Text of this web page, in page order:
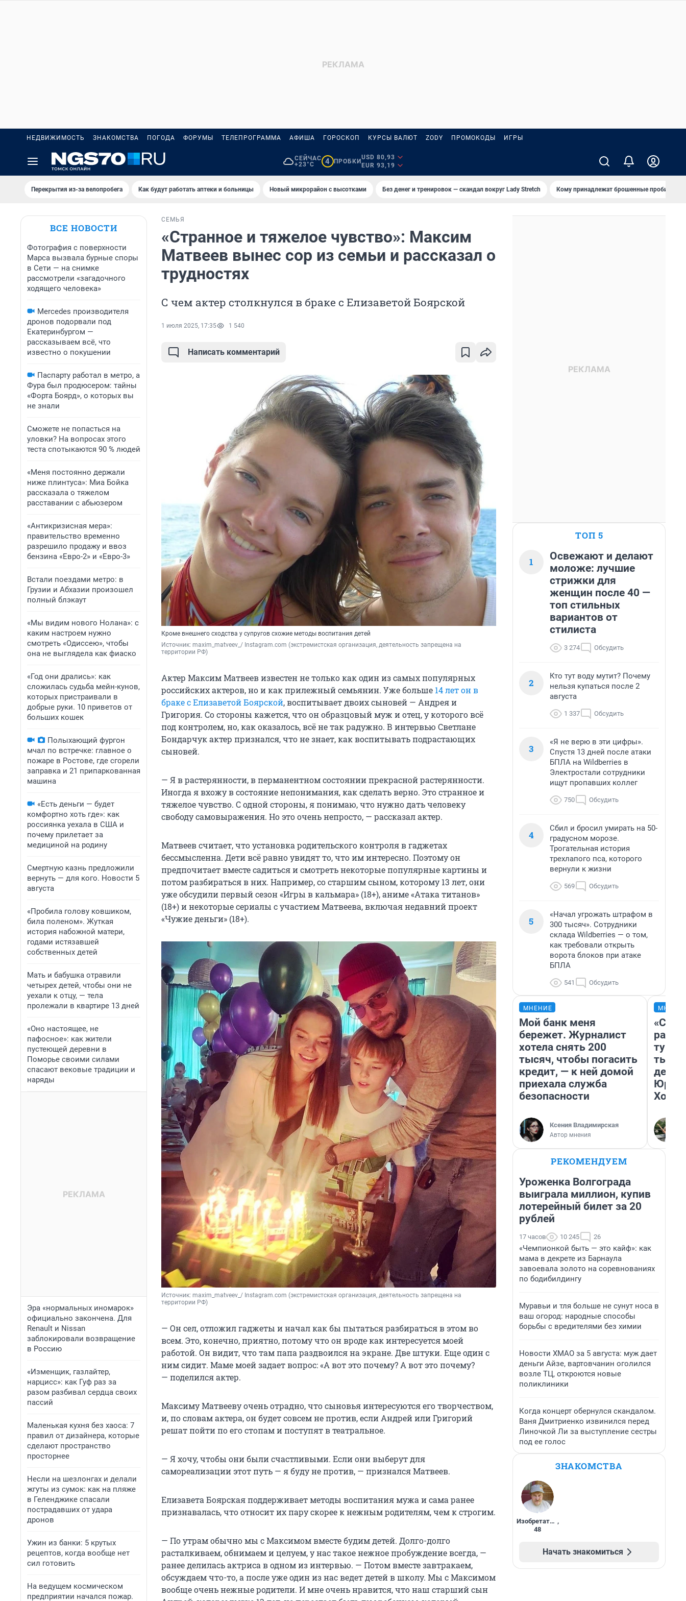
НЕДВИЖИМОСТЬ ЗНАКОМСТВА ПОГОДА ФОРУМЫ ТЕЛЕПРОГРАММА АФИША ГОРОСКОП КУРСЫ ВАЛЮТ ZODY ПРОМОКОДЫ ИГРЫ
СЕЙЧАС
+23°C
4 ПРОБКИ
USD 80,93
EUR 93,19
Перекрытия из-за велопробега Как будут работать аптеки и больницы Новый микрорайон с высотками Без денег и тренировок — скандал вокруг Lady Stretch Кому принадлежат брошенные пробирки?
ВСЕ НОВОСТИ
Фотография с поверхности
Марса вызвала бурные споры
в Сети — на снимке
рассмотрели «загадочного
ходящего человека»
Mercedes производителя
дронов подорвали под
Екатеринбургом —
рассказываем всё, что
известно о покушении
Паспарту работал в метро, а
Фура был продюсером: тайны
«Форта Боярд», о которых вы
не знали
Сможете не попасться на
уловки? На вопросах этого
теста спотыкаются 90 % людей
«Меня постоянно держали
ниже плинтуса»: Миа Бойка
рассказала о тяжелом
расставании с абьюзером
«Антикризисная мера»:
правительство временно
разрешило продажу и ввоз
бензина «Евро-2» и «Евро-3»
Встали поездами метро: в
Грузии и Абхазии произошел
полный блэкаут
«Мы видим нового Нолана»: с
каким настроем нужно
смотреть «Одиссею», чтобы
она не выглядела как фиаско
«Год они дрались»: как
сложилась судьба мейн-кунов,
которых пристраивали в
добрые руки. 10 приветов от
больших кошек
Полыхающий фургон
мчал по встречке: главное о
пожаре в Ростове, где сгорели
заправка и 21 припаркованная
машина
«Есть деньги — будет
комфортно хоть где»: как
россиянка уехала в США и
почему прилетает за
медициной на родину
Смертную казнь предложили
вернуть — для кого. Новости 5
августа
«Пробила голову ковшиком,
била поленом». Жуткая
история набожной матери,
годами истязавшей
собственных детей
Мать и бабушка отравили
четырех детей, чтобы они не
уехали к отцу, — тела
пролежали в квартире 13 дней
«Оно настоящее, не
пафосное»: как жители
пустеющей деревни в
Поморье своими силами
спасают вековые традиции и
наряды
Эра «нормальных иномарок»
официально закончена. Для
Renault и Nissan
заблокировали возвращение
в Россию
«Изменщик, газлайтер,
нарцисс»: как Гуф раз за
разом разбивал сердца своих
пассий
Маленькая кухня без хаоса: 7
правил от дизайнера, которые
сделают пространство
просторнее
Несли на шезлонгах и делали
жгуты из сумок: как на пляже
в Геленджике спасали
пострадавших от удара
дронов
Ужин из банки: 5 крутых
рецептов, когда вообще нет
сил готовить
На ведущем космическом
предприятии начался пожар.
СЕМЬЯ
«Странное и тяжелое чувство»: Максим
Матвеев вынес сор из семьи и рассказал о
трудностях
С чем актер столкнулся в браке с Елизаветой Боярской
1 июля 2025, 17:35 1 540
Написать комментарий
Кроме внешнего сходства у супругов схожие методы воспитания детей
Источник: maxim_matveev_ / Instagram.com (экстремистская организация, деятельность запрещена на
территории РФ)
Актер Максим Матвеев известен не только как один из самых популярных
российских актеров, но и как прилежный семьянин. Уже больше 14 лет он в
браке с Елизаветой Боярской, воспитывает двоих сыновей — Андрея и
Григория. Со стороны кажется, что он образцовый муж и отец, у которого всё
под контролем, но, как оказалось, всё не так радужно. В интервью Светлане
Бондарчук актер признался, что не знает, как воспитывать подрастающих
сыновей.
— Я в растерянности, в перманентном состоянии прекрасной растерянности.
Иногда я вхожу в состояние непонимания, как сделать верно. Это странное и
тяжелое чувство. С одной стороны, я понимаю, что нужно дать человеку
свободу самовыражения. Но это очень непросто, — рассказал актер.
Матвеев считает, что установка родительского контроля в гаджетах
бессмысленна. Дети всё равно увидят то, что им интересно. Поэтому он
предпочитает вместе садиться и смотреть некоторые популярные картины и
потом разбираться в них. Например, со старшим сыном, которому 13 лет, они
уже обсудили первый сезон «Игры в кальмара» (18+), аниме «Атака титанов»
(18+) и некоторые сериалы с участием Матвеева, включая недавний проект
«Чужие деньги» (18+).
Источник: maxim_matveev_/ Instagram.com (экстремистская организация, деятельность запрещена на
территории РФ)
— Он сел, отложил гаджеты и начал как бы пытаться разбираться в этом во
всем. Это, конечно, приятно, потому что он вроде как интересуется моей
работой. Он видит, что там папа раздвоился на экране. Две штуки. Еще один с
ним сидит. Маме моей задает вопрос: «А вот это почему? А вот это почему?
— поделился актер.
Максиму Матвееву очень отрадно, что сыновья интересуются его творчеством,
и, по словам актера, он будет совсем не против, если Андрей или Григорий
решат пойти по его стопам и поступят в театральное.
— Я хочу, чтобы они были счастливыми. Если они выберут для
самореализации этот путь — я буду не против, — признался Матвеев.
Елизавета Боярская поддерживает методы воспитания мужа и сама ранее
признавалась, что относит их пару скорее к нежным родителям, чем к строгим.
— По утрам обычно мы с Максимом вместе будим детей. Долго-долго
расталкиваем, обнимаем и целуем, у нас такое нежное пробуждение всегда, —
ранее делилась актриса в одном из интервью. — Потом вместе завтракаем,
обсуждаем что-то, а после уже один из нас ведет детей в школу. Мы с Максимом
вообще очень нежные родители. И мне очень нравится, что наш старший сын
ТОП 5
1
Освежают и делают
моложе: лучшие
стрижки для
женщин после 40 —
топ стильных
вариантов от
стилиста
3 274 Обсудить
2
Кто тут воду мутит? Почему
нельзя купаться после 2
августа
1 337 Обсудить
3
«Я не верю в эти цифры».
Спустя 13 дней после атаки
БПЛА на Wildberries в
Электростали сотрудники
ищут пропавших коллег
750 Обсудить
4
Сбил и бросил умирать на 50-
градусном морозе.
Трогательная история
трехлапого пса, которого
вернули к жизни
569 Обсудить
5
«Начал угрожать штрафом в
300 тысяч». Сотрудники
склада Wildberries — о том,
как требовали открыть
ворота блоков при атаке
БПЛА
541 Обсудить
МНЕНИЕ
Мой банк меня
бережет. Журналист
хотела снять 200
тысяч, чтобы погасить
кредит, — к ней домой
приехала служба
безопасности
Ксения Владимирская
Автор мнения
день
РЕКОМЕНДУЕМ
Уроженка Волгограда
выиграла миллион, купив
лотерейный билет за 20
рублей
17 часов 10 245 26
«Чемпионкой быть — это кайф»: как
мама в декрете из Барнаула
завоевала золото на соревнованиях
по бодибилдингу
Муравьи и тля больше не сунут носа в
ваш огород: народные способы
борьбы с вредителями без химии
Новости ХМАО за 5 августа: муж дает
деньги Айзе, вартовчанин оголился
возле ТЦ, откроются новые
поликлиники
Когда концерт обернулся скандалом.
Ваня Дмитриенко извинился перед
Линочкой Ли за выступление сестры
под ее голос
ЗНАКОМСТВА
Изобретатель ,
48
Начать знакомиться